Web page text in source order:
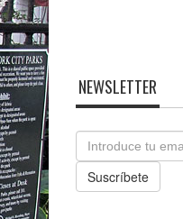
NEWSLETTER
Email
Suscríbete